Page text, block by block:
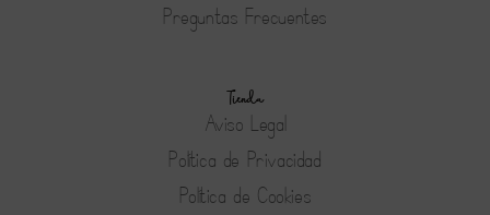
Preguntas Frecuentes
Tienda
Aviso Legal
Política de Privacidad
Política de Cookies